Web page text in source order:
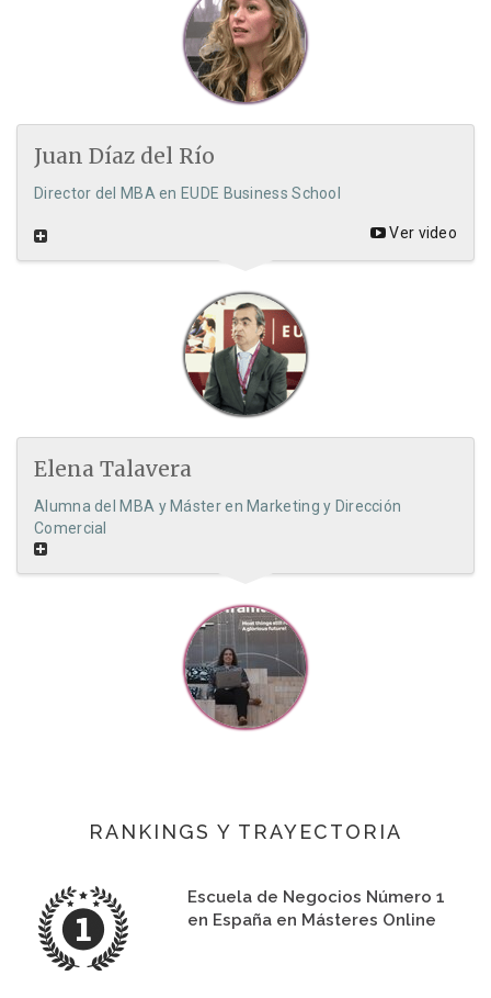
Juan Díaz del Río
Director del MBA en EUDE Business School
Ver video
Elena Talavera
Alumna del MBA y Máster en Marketing y Dirección
Comercial
RANKINGS Y TRAYECTORIA
Escuela de Negocios Número 1
en España en Másteres Online